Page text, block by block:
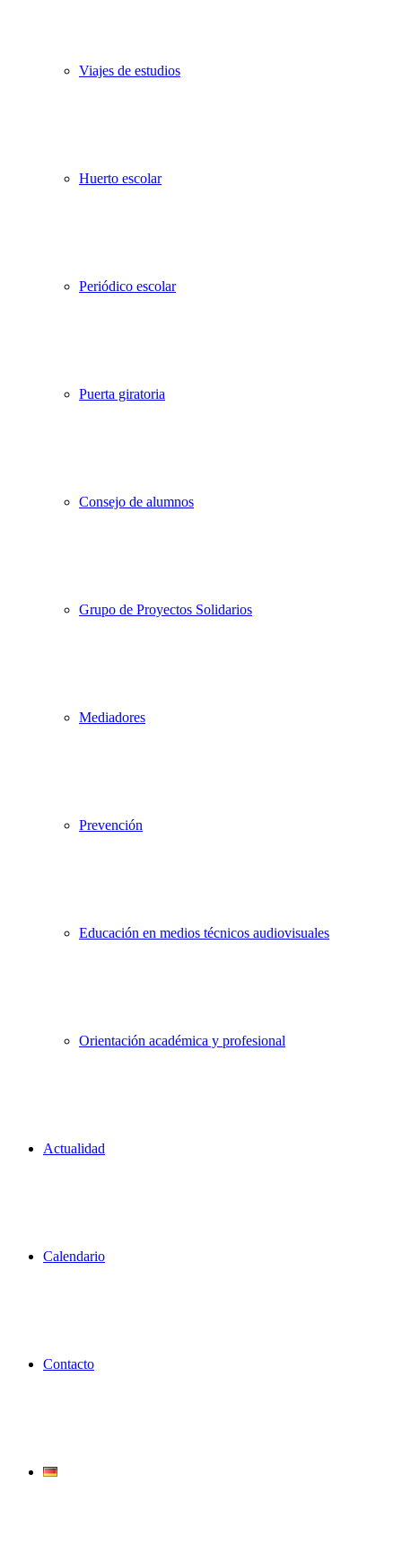
Viajes de estudios
Huerto escolar
Periódico escolar
Puerta giratoria
Consejo de alumnos
Grupo de Proyectos Solidarios
Mediadores
Prevención
Educación en medios técnicos audiovisuales
Orientación académica y profesional
Actualidad
Calendario
Contacto